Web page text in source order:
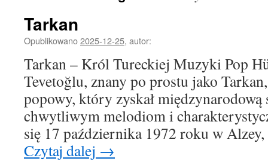
Tarkan
Opublikowano2025-12-25, autor:
Tarkan – Król Tureckiej Muzyki Pop
Tevetoğlu, znany po prostu jako
popowy, który zyskał międzynarodową
chwytliwym melodiom i
się 17 października 1972 roku w
Czytaj dalej →